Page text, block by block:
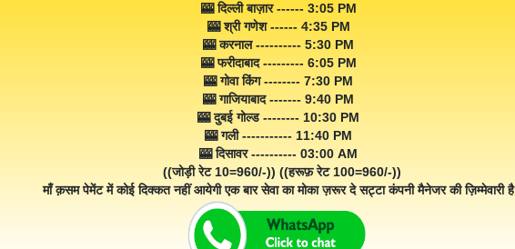
🎰 दिल्ली बाज़ार ------ 3:05 PM
🎰 श्री गणेश ------ 4:35 PM
🎰 करनाल ---------- 5:30 PM
🎰 फरीदाबाद --------- 6:05 PM
🎰 गोवा किंग -------- 7:30 PM
🎰 गाजियाबाद ------- 9:40 PM
🎰 दुबई गोल्ड -------- 10:30 PM
🎰 गली ----------- 11:40 PM
🎰 दिसावर ---------- 03:00 AM
((जोड़ी रेट 10=960/-)) ((हरूफ़ रेट 100=960/-))
माँ क़सम पेमेंट में कोई दिक्कत नहीं आयेगी एक बार सेवा का मोका ज़रूर दे सट्टा कंपनी मैनेजर की ज़िम्मेवारी है